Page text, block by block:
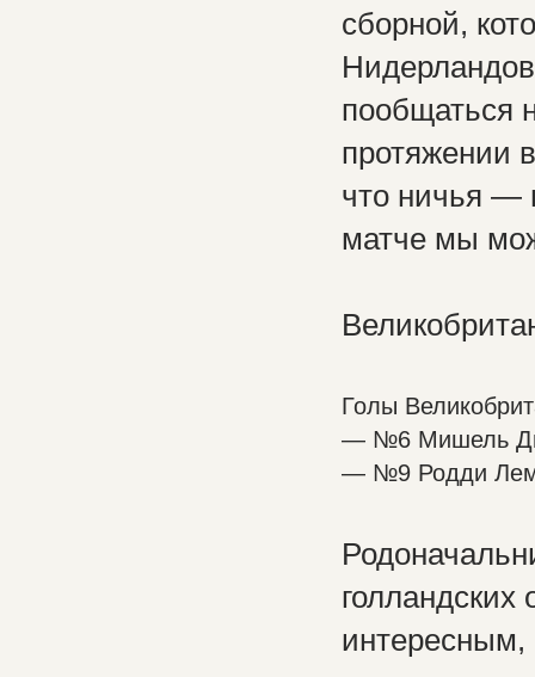
сборной,
пообщаться
протяжении
что ничья —
матче мы
Голы
— №6 Мишель
— №9 Родди
голландских
интересным,